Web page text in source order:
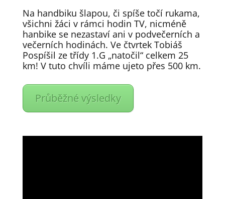
Na handbiku šlapou, či spíše točí rukama,
všichni žáci v rámci hodin TV, nicméně
hanbike se nezastaví ani v podvečerních a
večerních hodinách. Ve čtvrtek Tobiáš
Pospíšil ze třídy 1.G „natočil“ celkem 25
km! V tuto chvíli máme ujeto přes 500 km.
Průběžné výsledky